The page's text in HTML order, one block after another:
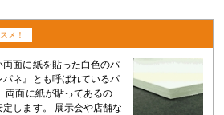
メ！
面に紙を貼った白色のパ
ネ』とも呼ばれているパ
両面に紙が貼ってあるの
します。 展示会や店舗な